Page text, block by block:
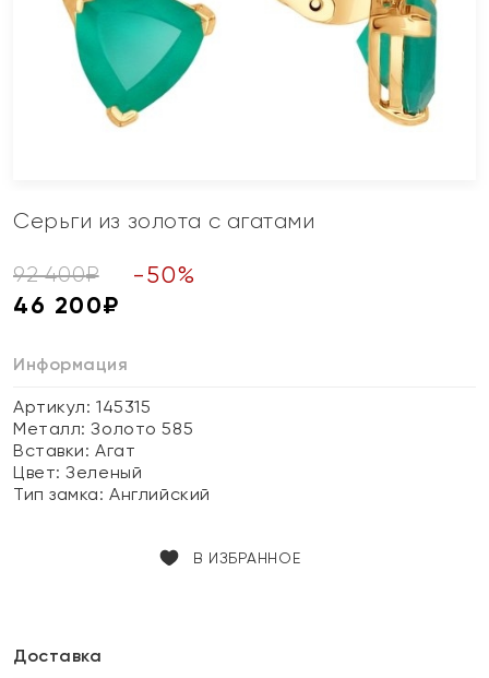
Серьги из золота с агатами
92 400₽ -50%
46 200₽
Информация
Артикул: 145315
Металл:Золото 585
Вставки:Агат
Цвет:Зеленый
Тип замка:Английский
В ИЗБРАННОЕ
Доставка